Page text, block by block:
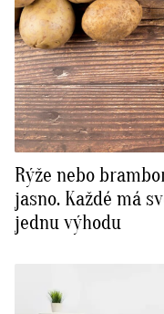
Rýže nebo
jasno. Každé má
jednu výhodu